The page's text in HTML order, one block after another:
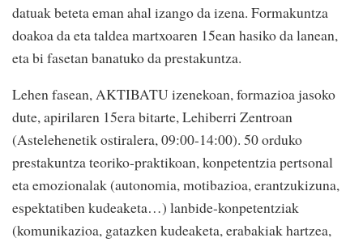
datuak beteta eman ahal izango da izena. Formakuntza
doakoa da eta taldea martxoaren 15ean hasiko da lanean,
eta bi fasetan banatuko da prestakuntza.
Lehen fasean, AKTIBATU izenekoan, formazioa jasoko
dute, apirilaren 15era bitarte, Lehiberri Zentroan
(Astelehenetik ostiralera, 09:00-14:00). 50 orduko
prestakuntza teoriko-praktikoan, konpetentzia pertsonal
eta emozionalak (autonomia, motibazioa, erantzukizuna,
espektatiben kudeaketa…) lanbide-konpetentziak
(komunikazioa, gatazken kudeaketa, erabakiak hartzea,